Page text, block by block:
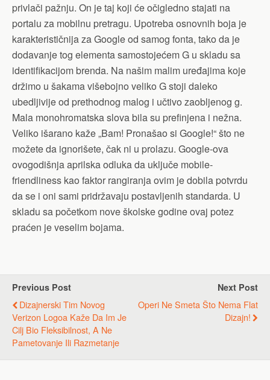
privlači pažnju. On je taj koji će očigledno stajati na
portalu za mobilnu pretragu. Upotreba osnovnih boja je
karakterističnija za Google od samog fonta, tako da je
dodavanje tog elementa samostojećem G u skladu sa
identifikacijom brenda. Na našim malim uređajima koje
držimo u šakama višebojno veliko G stoji daleko
ubedljivije od prethodnog malog i učtivo zaobljenog g.
Mala monohromatska slova bila su prefinjena i nežna.
Veliko išarano kaže „Bam! Pronašao si Google!“ što ne
možete da ignorišete, čak ni u prolazu. Google-ova
ovogodišnja aprilska odluka da uključe mobile-
friendliness kao faktor rangiranja ovim je dobila potvrdu
da se i oni sami pridržavaju postavljenih standarda. U
skladu sa početkom nove školske godine ovaj potez
praćen je veselim bojama.
Previous Post
Dizajnerski Tim Novog
Verizon Logoa Kaže Da Im Je
Cilj Bio Fleksibilnost, A Ne
Pametovanje Ili Razmetanje
Next Post
Operi Ne Smeta Što Nema Flat
Dizajn!